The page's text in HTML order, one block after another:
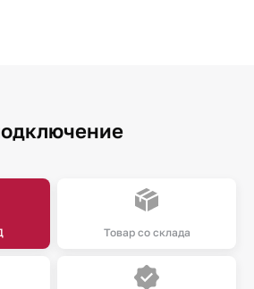
Товар со склада